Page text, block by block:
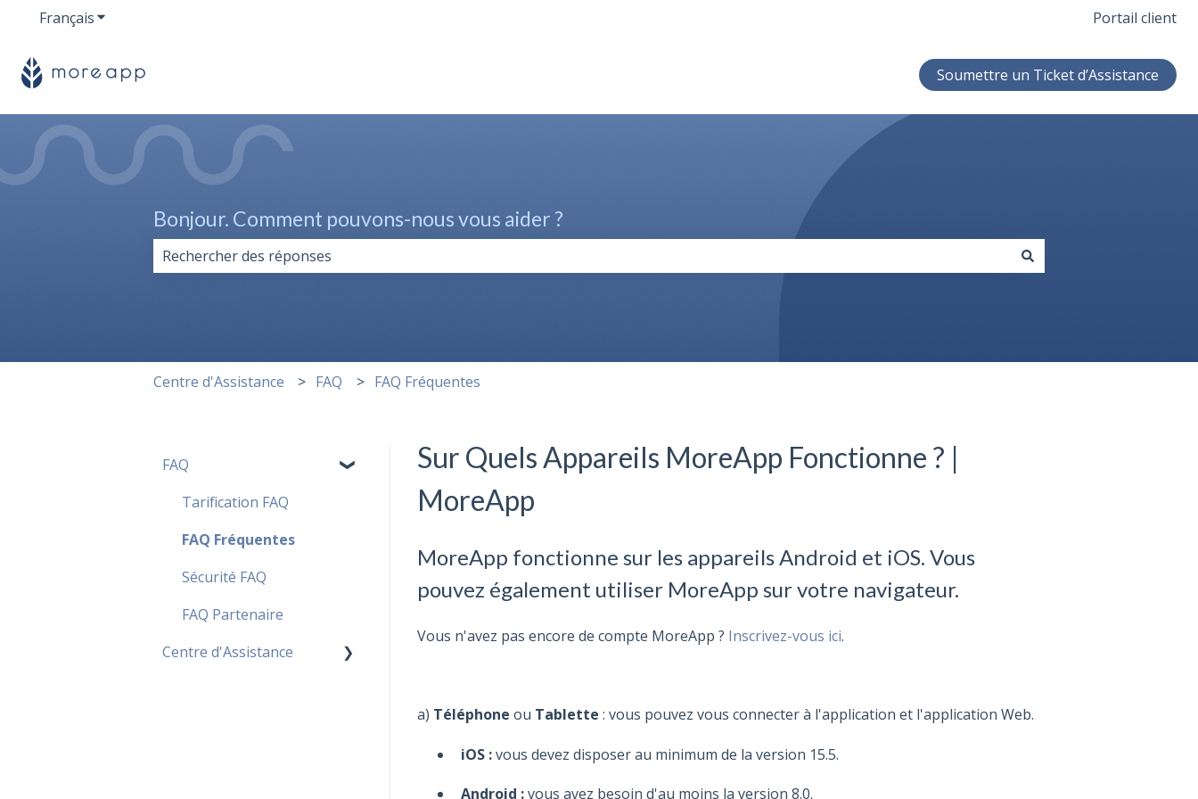
FrançaisAfficher le sous-menu pour les traductions Portail client
Soumettre un Ticket d’Assistance
Bonjour. Comment pouvons-nous vous aider ?
Centre d'Assistance FAQ FAQ Fréquentes
Sur Quels Appareils MoreApp Fonctionne ? |
MoreApp
MoreApp fonctionne sur les appareils Android et iOS. Vous
pouvez également utiliser MoreApp sur votre navigateur.
Vous n'avez pas encore de compte MoreApp ? Inscrivez-vous ici.
a) Téléphone ou Tablette : vous pouvez vous connecter à l'application et l'application Web.
iOS :vous devez disposer au minimum de la version 15.5.
Android :vous avez besoin d'au moins la version 8.0.
FAQ
Tarification FAQ
FAQ Fréquentes
Sécurité FAQ
FAQ Partenaire
Centre d'Assistance